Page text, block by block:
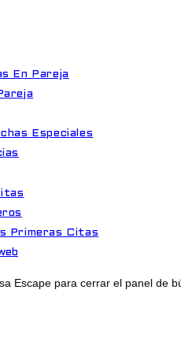
En Pareja
Especiales
Primeras Citas
Escape para cerrar el panel de